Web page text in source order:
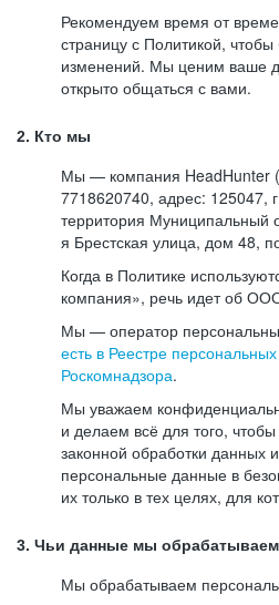
Рекомендуем время от
страницу с Политикой,
изменений. Мы ценим ваше
открыто общаться с вами.
2. Кто мы
Мы — компания
7718620740, адрес: 125047,
территория Муниципальный
я Брестская улица, дом 48,
Когда в Политике
компания», речь идет об
Мы — оператор
есть в Реестре
Роскомнадзора.
Мы уважаем
и делаем всё для того,
законной обработки данных
персональные данные в
их только в тех целях, для
3. Чьи данные мы обрабатываем
Мы обрабатываем